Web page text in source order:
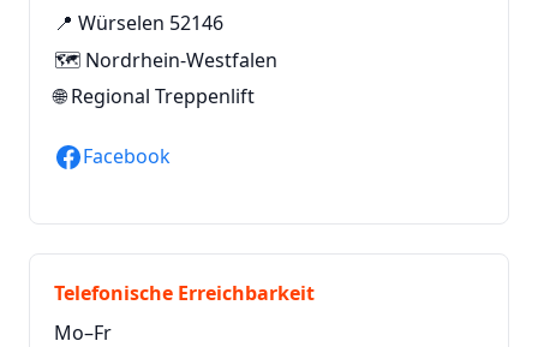
📍 Würselen 52146
🗺️ Nordrhein-Westfalen
🌐Regional Treppenlift
Facebook
Telefonische Erreichbarkeit
Mo–Fr